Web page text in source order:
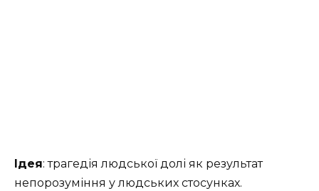
Ідея: трагедія людської долі як результат
непорозуміння у людських стосунках.